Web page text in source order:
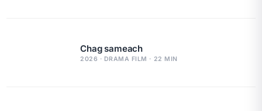
Chag sameach
2026 · DRAMA FILM · 22 MIN